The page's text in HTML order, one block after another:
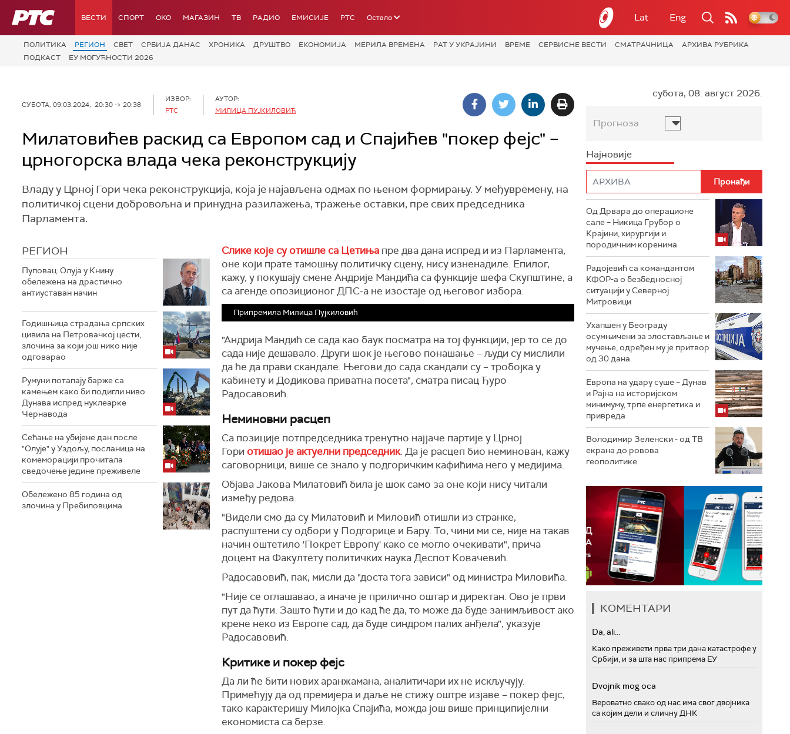
РТС ВЕСТИ СПОРТ OKO МАГАЗИН ТВ РАДИО ЕМИСИЈЕ РТС Остало Lat Eng
ПОЛИТИКА РЕГИОН СВЕТ СРБИЈА ДАНАС ХРОНИКА ДРУШТВО ЕКОНОМИЈА МЕРИЛА ВРЕМЕНА РАТ У УКРАЈИНИ ВРЕМЕ СЕРВИСНЕ ВЕСТИ СМАТРАЧНИЦА
АРХИВА РУБРИКА
ПОДКАСТ
ЕУ МОГУЋНОСТИ 2026
СУБОТА, 09.03.2024, 20:30 -> 20:38
ИЗВОР:
РТС
АУТОР:
МИЛИЦА ПУЈКИЛОВИЋ
Милатовићев раскид са Европом сад и Спајићев "покер фејс" –
црногорска влада чека реконструкцију
Владу у Црној Гори чека реконструкција, која је најављена одмах по њеном формирању. У међувремену, на
политичкој сцени добровољна и принудна разилажења, тражење оставки, пре свих председника
Парламента.
РЕГИОН
Пуповац: Олуја у Книну
обележена на драстично
антиуставан начин
Годишњица страдања српских
цивила на Петровачкој цести,
злочина за који још нико није
одговарао
Румуни потапају барже са
камењем како би подигли ниво
Дунава испред нуклеарке
Чернавода
Сећање на убијене дан после
"Олује" у Уздољу, посланица на
комеморацији прочитала
сведочење једине преживеле
Обележено 85 година од
злочина у Пребиловцима
Слике које су отишле са Цетиња пре два дана испред и из Парламента,
оне који прате тамошњу политичку сцену, нису изненадиле. Епилог,
кажу, у покушају смене Андрије Мандића са функције шефа Скупштине, а
са агенде опозиционог ДПС-а не изостаје од његовог избора.
Припремила Милица Пујкиловић
"Андрија Мандић се сада као баук посматра на тој функцији, јер то се до
сада није дешавало. Други шок је његово понашање – људи су мислили
да ће да прави скандале. Његови до сада скандали су – тробојка у
кабинету и Додикова приватна посета", сматра писац Ђуро
Радосавовић.
Неминовни расцеп
Са позиције потпредседника тренутно најјаче партије у Црној
Гори отишао је актуелни председник. Да је расцеп био неминован, кажу
саговорници, више се знало у подгоричким кафићима него у медијима.
Објава Јакова Милатовић била је шок само за оне који нису читали
између редова.
"Видели смо да су Милатовић и Миловић отишли из странке,
распуштени су одбори у Подгорице и Бару. То, чини ми се, није на такав
начин оштетило 'Покрет Европу' како се могло очекивати", прича
доцент на Факултету политичких наука Деспот Ковачевић.
Радосавовић, пак, мисли да "доста тога зависи" од министра Миловића.
"Није се оглашавао, а иначе је прилично оштар и директан. Ово је први
пут да ћути. Зашто ћути и до кад ће да, то може да буде занимљивост ако
крене неко из Европе сад, да буде синдром палих анђела", указује
Радосавовић.
Критике и покер фејс
Да ли ће бити нових аранжамана, аналитичари их не искључују.
Примећују да од премијера и даље не стижу оштре изјаве – покер фејс,
тако карактеришу Милојка Спајића, можда још више принципијелни
економиста са берзе.
субота, 08. август 2026.
Прогноза
Најновије
Од Дрвара до операционе
сале – Никица Грубор о
Крајини, хирургији и
породичним коренима
Радојевић са командантом
КФОР-а о безбедносној
ситуацији у Северној
Митровици
Ухапшен у Београду
осумњичени за злостављање и
мучење, одређен му је притвор
од 30 дана
Европа на удару суше – Дунав
и Рајна на историјском
минимуму, трпе енергетика и
привреда
Володимир Зеленски - од ТВ
екрана до ровова
геополитике
КОМЕНТАРИ
Da, ali...
Како преживети прва три дана катастрофе у
Србији, и за шта нас припрема ЕУ
Dvojnik mog oca
Вероватно свако од нас има свог двојника
са којим дели и сличну ДНК